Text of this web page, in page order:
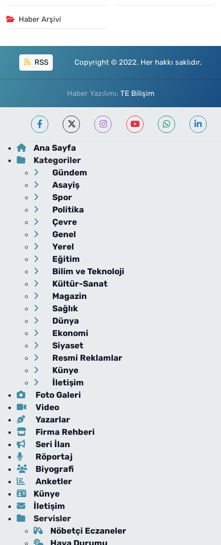
Haber Arşivi
RSS Copyright © 2022. Her hakkı saklıdır.
Haber Yazılımı: TE Bilişim
Ana Sayfa
Kategoriler
Gündem
Asayiş
Spor
Politika
Çevre
Genel
Yerel
Eğitim
Bilim ve Teknoloji
Kültür-Sanat
Magazin
Sağlık
Dünya
Ekonomi
Siyaset
Resmi Reklamlar
Künye
İletişim
Foto Galeri
Video
Yazarlar
Firma Rehberi
Seri İlan
Röportaj
Biyografi
Anketler
Künye
İletişim
Servisler
Nöbetçi Eczaneler
Hava Durumu